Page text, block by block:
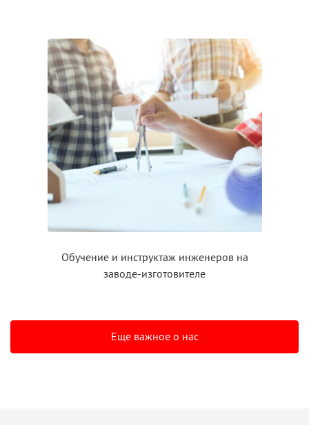
Обучение и инструктажинженеров на
заводе-изготовителе
Еще важное о нас